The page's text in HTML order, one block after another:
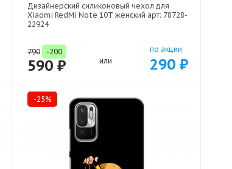
Дизайнерский силиконовый чехол для
Xiaomi RedMi Note 10T женский арт: 78728-
22924
790 -200
590 ₽ или
по акции
290 ₽
-25%